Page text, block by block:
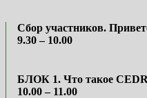
Сбор участников.
9.30 – 10.00
БЛОК 1. Что такое
10.00 – 11.00